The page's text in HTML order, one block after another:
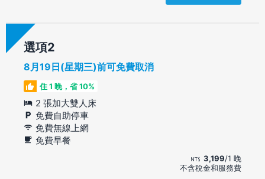
選項
8月19日(星期三)前可免費取消
住 1 晚，省 10%
2 張加大雙人床
免費自助停車
免費無線上網
免費早餐
3,199/1 晚
不含稅金和服務費